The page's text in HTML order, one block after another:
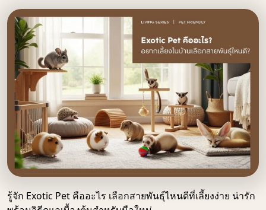
รู้จัก Exotic Pet คืออะไร เลือกสายพันธุ์ไหนดีที่เลี้ยงง่าย น่ารัก